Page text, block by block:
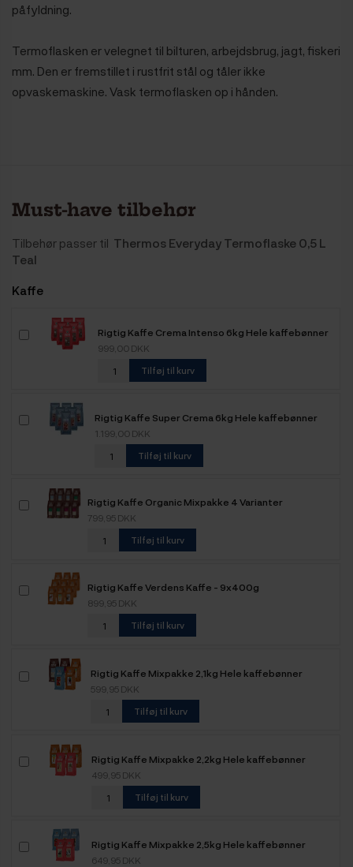
påfyldning.
Termoflasken er velegnet til bilturen, arbejdsbrug, jagt, fiskeri
mm. Den er fremstillet i rustfrit stål og tåler ikke
opvaskemaskine. Vask termoflasken op i hånden.
Must-have tilbehør
Tilbehør passer til Thermos Everyday Termoflaske 0,5 L
Teal
Kaffe
Rigtig Kaffe Crema Intenso 6kg Hele kaffebønner
999,00 DKK
Tilføj til kurv
Rigtig Kaffe Super Crema 6kg Hele kaffebønner
1.199,00 DKK
Tilføj til kurv
Rigtig Kaffe Organic Mixpakke 4 Varianter
799,95 DKK
Tilføj til kurv
Rigtig Kaffe Verdens Kaffe - 9x400g
899,95 DKK
Tilføj til kurv
Rigtig Kaffe Mixpakke 2,1kg Hele kaffebønner
599,95 DKK
Tilføj til kurv
Rigtig Kaffe Mixpakke 2,2kg Hele kaffebønner
499,95 DKK
Tilføj til kurv
Rigtig Kaffe Mixpakke 2,5kg Hele kaffebønner
649,95 DKK